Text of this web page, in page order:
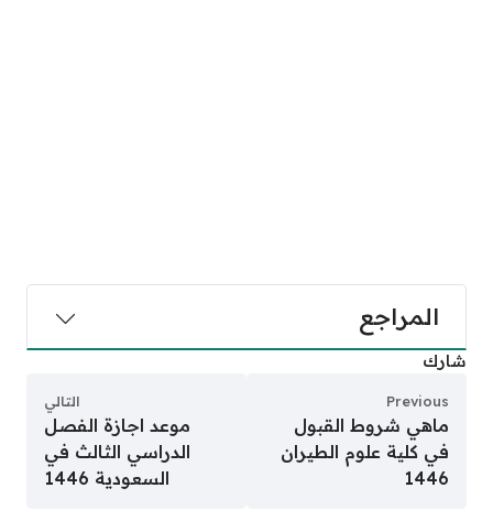
المراجع
شارك
Previous
ماهي شروط القبول
في كلية علوم الطيران
1446
التالي
موعد اجازة الفصل
الدراسي الثالث في
السعودية 1446